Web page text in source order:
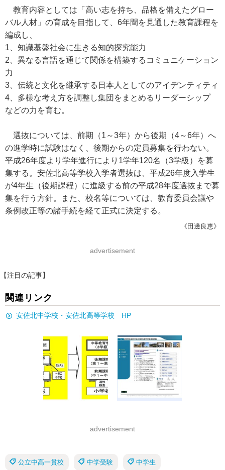
教育内容としては「高い志を持ち、品格を備えたグロー
バル人材」の育成を目指して、6年間を見通した教育課程を
編成し、
1、知識基盤社会に生きる知的探究能力
2、異なる言語を通じて関係を構築するコミュニケーション
力
3、伝統と文化を継承する日本人としてのアイデンティティ
4、多様な考え方を調整し集団をまとめるリーダーシップ
などの力を育む。
選抜については、前期（1～3年）から後期（4～6年）へ
の進学時に試験はなく、後期からの定員募集を行わない。
平成26年度より学年進行により1学年120名（3学級）を募
集する。安佐北高等学校入学者選抜は、平成26年度入学生
が4年生（後期課程）に進級する前の平成28年度選抜まで募
集を行う方針。また、校名等については、教育委員会議や
条例改正等の諸手続を経て正式に決定する。
《田邊良恵》
advertisement
【注目の記事】
関連リンク
安佐北中学校・安佐北高等学校 HP
advertisement
公立中高一貫校 中学受験 中学生